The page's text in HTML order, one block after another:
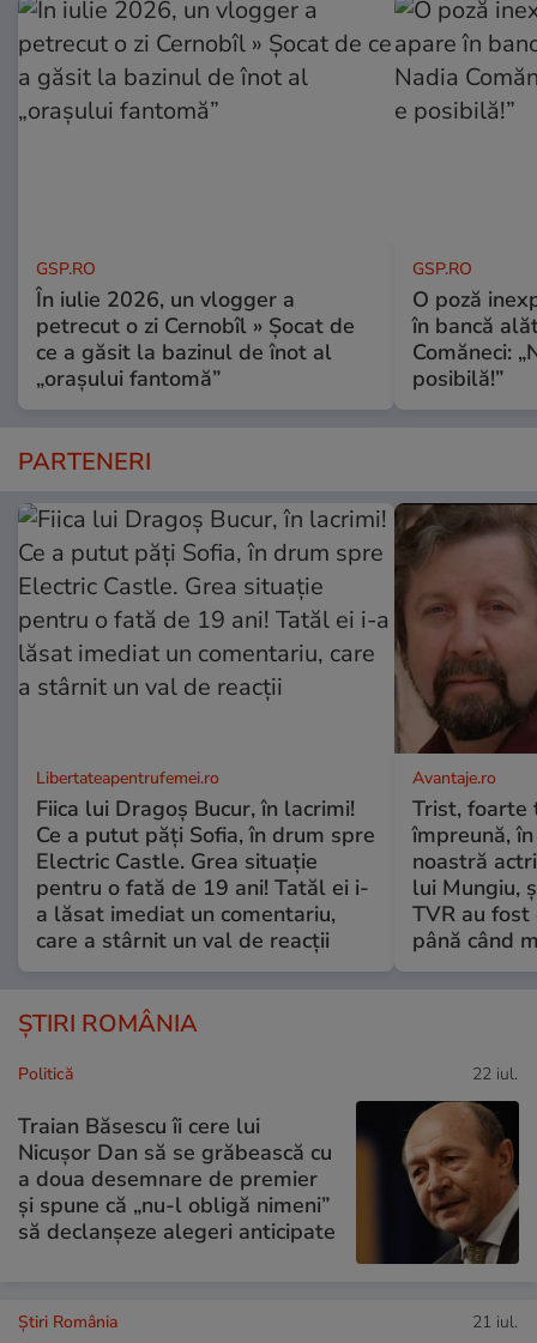
GSP.RO
În iulie 2026, un vlogger a
petrecut o zi Cernobîl » Șocat de
ce a găsit la bazinul de înot al
„orașului fantomă”
GSP.RO
O poză
în bancă
Comăneci:
posibilă!”
PARTENERI
Libertateapentrufemei.ro
Fiica lui Dragoș Bucur, în lacrimi!
Ce a putut păți Sofia, în drum spre
Electric Castle. Grea situație
pentru o fată de 19 ani! Tatăl ei i-
a lăsat imediat un comentariu,
care a stârnit un val de reacții
Avantaje.ro
Trist, foarte
împreună,
noastră
lui Mungiu,
TVR au
până când
ȘTIRI ROMÂNIA
Politică 22 iul.
Traian Băsescu îi cere lui
Nicușor Dan să se grăbească cu
a doua desemnare de premier
și spune că „nu-l obligă nimeni”
să declanșeze alegeri anticipate
Știri România 21 iul.